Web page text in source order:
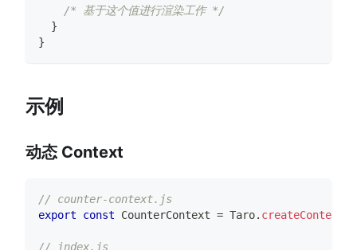
/* 基于这个值进行渲染工作 */
}
}
示例
动态 Context
// counter-context.js
export
const CounterContext = Taro. createContext
// index.js